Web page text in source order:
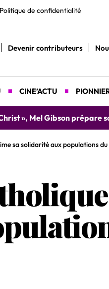
Politique de confidentialité
Devenir contributeurs
CINE’ACTU
donne rendez-vous le 9
sa solidarité aux populations